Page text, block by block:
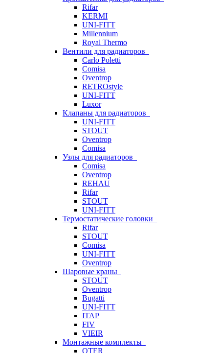
Rifar
KERMI
UNI-FITT
Millennium
Royal Thermo
Вентили для радиаторов
Carlo Poletti
Comisa
Oventrop
RETROstyle
UNI-FITT
Luxor
Клапаны для радиаторов
UNI-FITT
STOUT
Oventrop
Comisa
Узлы для радиаторов
Comisa
Oventrop
REHAU
Rifar
STOUT
UNI-FITT
Термостатические головки
Rifar
STOUT
Comisa
UNI-FITT
Oventrop
Шаровые краны
STOUT
Oventrop
Bugatti
UNI-FITT
ITAP
FIV
VIEIR
Монтажные комплекты
OTER